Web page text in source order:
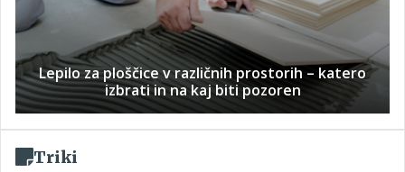
Lepilo za ploščice v različnih prostorih – katero
izbrati in na kaj biti pozoren
Triki